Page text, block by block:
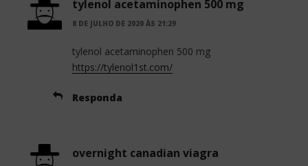
tylenol acetaminophen 500 mg
8 DE JULHO DE 2020 ÀS 21:29
tylenol acetaminophen 500 mg
https://tylenol1st.com/
Responda
overnight canadian viagra